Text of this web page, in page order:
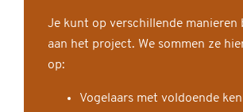
Je kunt op verschillende manieren
aan het project. We sommen ze
op:
Vogelaars met voldoende